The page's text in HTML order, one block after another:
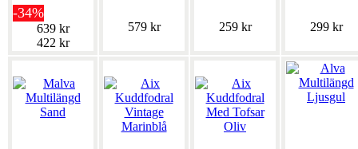
-34%
639 kr
422 kr
579 kr 259 kr 299 kr